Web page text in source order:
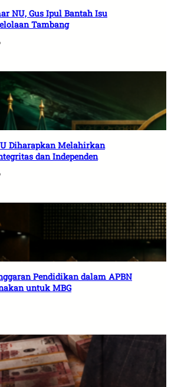
NU, Gus Ipul Bantah Isu
Tambang
Diharapkan Melahirkan
dan Independen
Pendidikan dalam APBN
untuk MBG